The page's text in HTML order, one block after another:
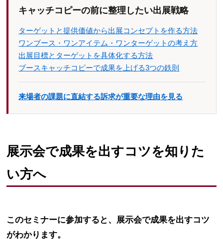
キャッチコピーの前に整理したい出展戦略
ターゲットと提供価値から出展コンセプトを作る方法
ワンブース・ワンアイテム・ワンターゲットの考え方
出展目標とターゲットを具体化する方法
ブースキャッチコピーで成果を上げる3つの鉄則
来場者の課題に直結する訴求が重要な理由を見る
展示会で成果を出すコツを知りた
い方へ
このセミナーに参加すると、展示会で成果を出すコツ
がわかります。